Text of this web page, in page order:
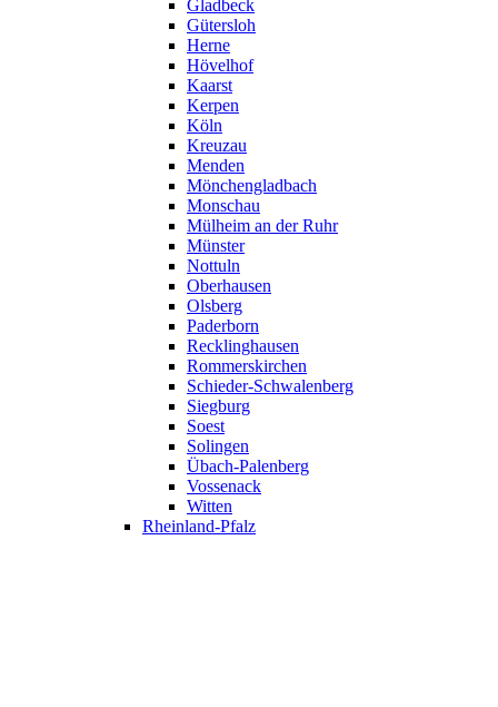
Gladbeck
Gütersloh
Herne
Hövelhof
Kaarst
Kerpen
Köln
Kreuzau
Menden
Mönchengladbach
Monschau
Mülheim an der Ruhr
Münster
Nottuln
Oberhausen
Olsberg
Paderborn
Recklinghausen
Rommerskirchen
Schieder-Schwalenberg
Siegburg
Soest
Solingen
Übach-Palenberg
Vossenack
Witten
Rheinland-Pfalz